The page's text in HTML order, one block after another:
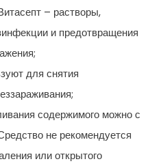
– растворы,
и предотвращения
для снятия
содержимого можно с
не рекомендуется
или открытого